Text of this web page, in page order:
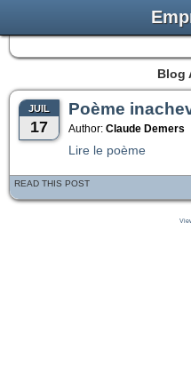
Blog
JUIL
17
Poème
Author: Claude Demers
Lire le poème
READ THIS POST